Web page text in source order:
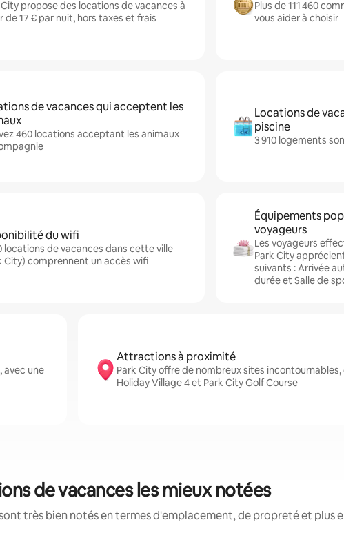
City propose des locations de vacances à
de 17 € par nuit, hors taxes et frais
Plus de 111 460
vous aider à choisir
de vacances qui acceptent les
460 locations acceptant les animaux
Locations de
piscine
3 910 logements
du wifi
locations de vacances dans cette ville
City) comprennent un accès wifi
Équipements
voyageurs
Les voyageurs
Park City
suivants : Arrivée
durée et Salle de
avec une
Attractions à proximité
Park City offre de nombreux sites
Holiday Village 4 et Park City Golf Course
de vacances les mieux notées
très bien notés en termes d'emplacement, de propreté et plus